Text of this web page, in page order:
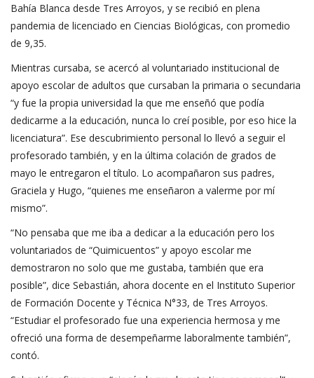
Bahía Blanca desde Tres Arroyos, y se recibió en plena
pandemia de licenciado en Ciencias Biológicas, con promedio
de 9,35.
Mientras cursaba, se acercó al voluntariado institucional de
apoyo escolar de adultos que cursaban la primaria o secundaria
“y fue la propia universidad la que me enseñó que podía
dedicarme a la educación, nunca lo creí posible, por eso hice la
licenciatura”. Ese descubrimiento personal lo llevó a seguir el
profesorado también, y en la última colación de grados de
mayo le entregaron el título. Lo acompañaron sus padres,
Graciela y Hugo, “quienes me enseñaron a valerme por mí
mismo”.
“No pensaba que me iba a dedicar a la educación pero los
voluntariados de “Quimicuentos” y apoyo escolar me
demostraron no solo que me gustaba, también que era
posible”, dice Sebastián, ahora docente en el Instituto Superior
de Formación Docente y Técnica N°33, de Tres Arroyos.
“Estudiar el profesorado fue una experiencia hermosa y me
ofreció una forma de desempeñarme laboralmente también”,
contó.